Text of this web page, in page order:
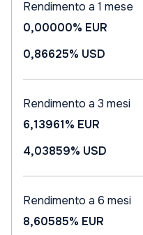
Rendimento a 1 mese
0,00000% EUR
0,86625% USD
Rendimento a 3 mesi
6,13961% EUR
4,03859% USD
Rendimento a 6 mesi
8,60585% EUR